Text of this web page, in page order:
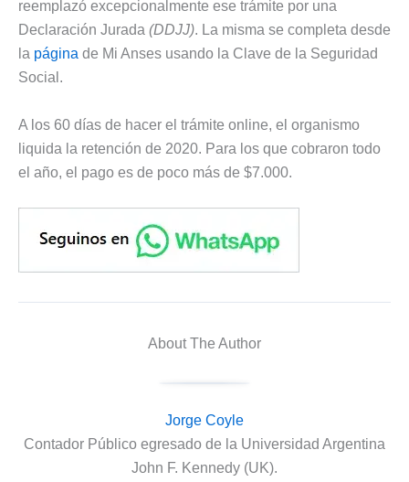
reemplazó excepcionalmente ese trámite por una
Declaración Jurada (DDJJ). La misma se completa desde
la página de Mi Anses usando la Clave de la Seguridad
Social.
A los 60 días de hacer el trámite online, el organismo
liquida la retención de 2020. Para los que cobraron todo
el año, el pago es de poco más de $7.000.
About The Author
Jorge Coyle
Contador Público egresado de la Universidad Argentina
John F. Kennedy (UK).